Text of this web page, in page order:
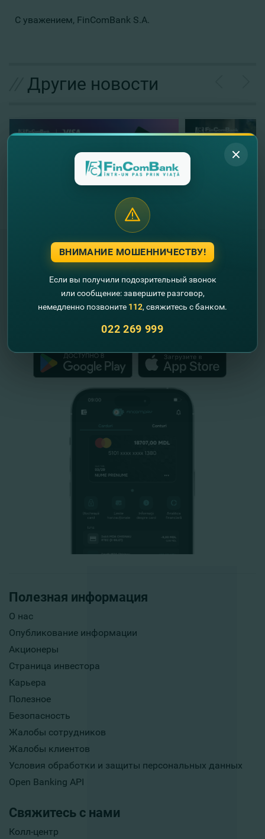
С уважением, FinComBank S.A.
Другие новости
Полезная информация
О нас
Опубликование информации
Акционеры
Страница инвестора
Карьера
Полезное
Безопасность
Жалобы сотрудников
Жалобы клиентов
Условия обработки и защиты персональных данных
Open Banking API
Свяжитесь с нами
Колл-центр
"FinComBank" S.A. является членом
Схемы гарантирования депозитов
Республики Молдова
FinComPay Mobile
ВНИМАНИЕ МОШЕННИЧЕСТВУ!
Если вы получили подозрительный звонок
или сообщение: завершите разговор,
немедленно позвоните 112, свяжитесь с банком.
022 269 999